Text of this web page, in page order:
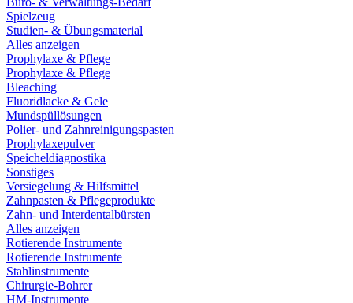
Spielzeug
Studien- & Übungsmaterial
Alles anzeigen
Prophylaxe & Pflege
Prophylaxe & Pflege
Bleaching
Fluoridlacke & Gele
Mundspüllösungen
Polier- und Zahnreinigungspasten
Prophylaxepulver
Speicheldiagnostika
Sonstiges
Versiegelung & Hilfsmittel
Zahnpasten & Pflegeprodukte
Zahn- und Interdentalbürsten
Alles anzeigen
Rotierende Instrumente
Rotierende Instrumente
Stahlinstrumente
Chirurgie-Bohrer
HM-Instrumente